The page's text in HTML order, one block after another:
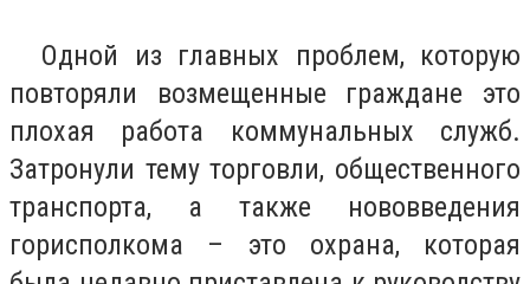
Одной из главных проблем, которую
повторяли возмещенные граждане это
плохая работа коммунальных служб.
Затронули тему торговли, общественного
транспорта, а также нововведения
горисполкома – это охрана, которая